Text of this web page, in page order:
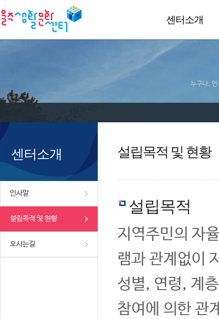
센터소개
누구나, 언
센터소개
인사말
설립목적 및 현황
오시는길
설립목적 및 현황
설립목적
지역주민의 자
램과 관계없이
성별, 연령, 계
참여에 의한 관